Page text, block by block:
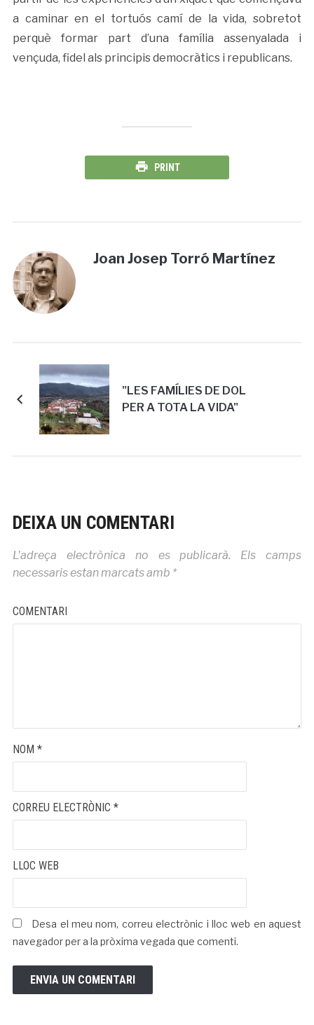
a caminar en el tortuós camí de la vida, sobretot
perquè formar part d’una família assenyalada i
vençuda, fidel als principis democràtics i republicans.
PRINT
Joan Josep Torró Martínez
"LES FAMÍLIES DE DOL
PER A TOTA LA VIDA"
DEIXA UN COMENTARI
L'adreça electrònica no es publicarà. Els camps
necessaris estan marcats amb *
COMENTARI
NOM *
CORREU ELECTRÒNIC *
LLOC WEB
Desa el meu nom, correu electrònic i lloc web en aquest
navegador per a la pròxima vegada que comenti.